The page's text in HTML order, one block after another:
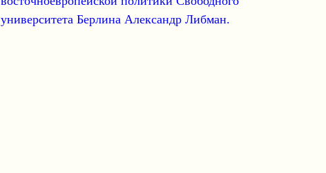
университета Берлина Александр Либман.